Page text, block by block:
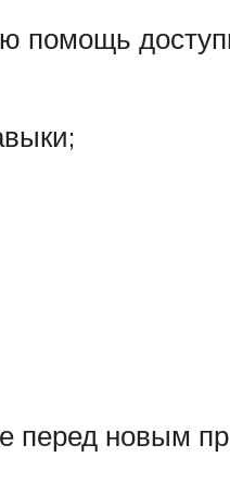
помощь
перед новым